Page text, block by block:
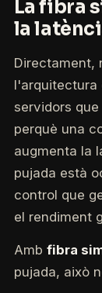
La fibra
la
Directament,
l'arquitectura
servidors
perquè una
augmenta la
pujada està
control que
el rendiment
Amb fibra
pujada, això